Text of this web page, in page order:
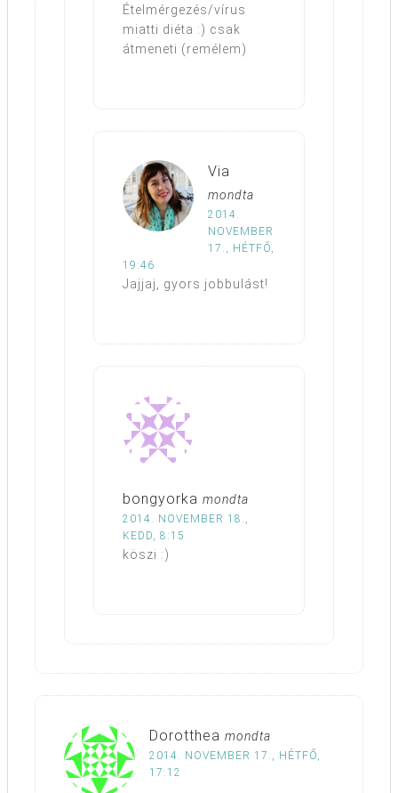
Ételmérgezés/vírus
miatti diéta :) csak
átmeneti (remélem)
Via
mondta
2014.
NOVEMBER
17., HÉTFŐ,
19:46
Jajjaj, gyors jobbulást!
bongyorka mondta
2014. NOVEMBER 18.,
KEDD, 8:15
köszi :)
Dorotthea mondta
2014. NOVEMBER 17., HÉTFŐ,
17:12